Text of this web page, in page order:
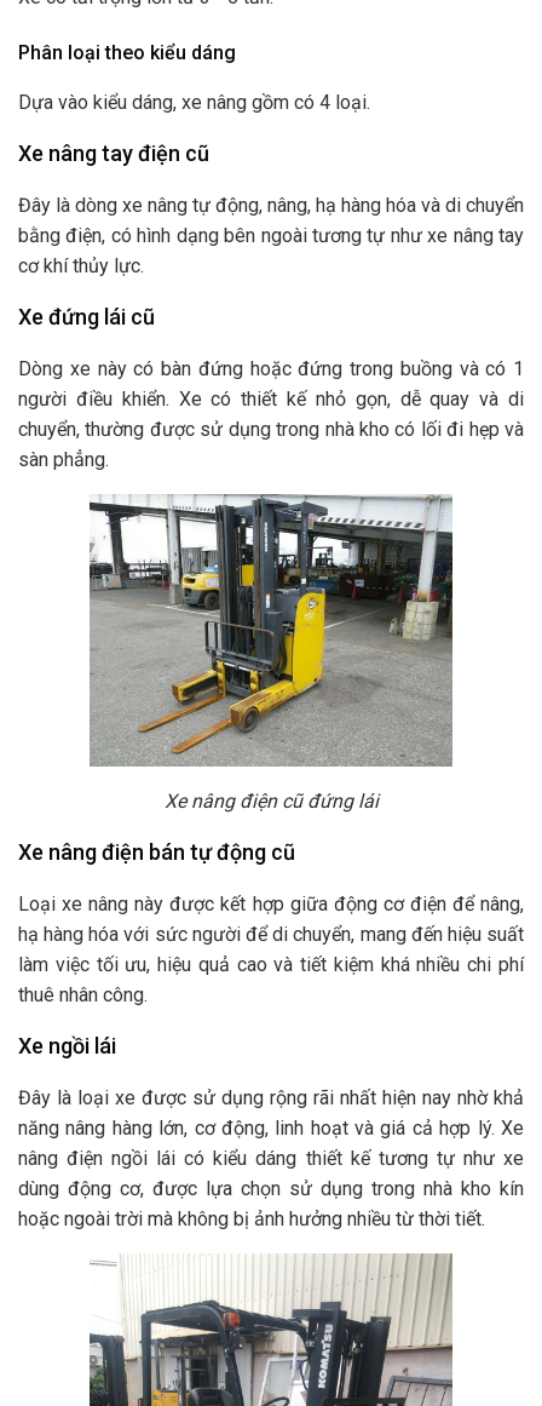
Phân loại theo kiểu dáng
Dựa vào kiểu dáng, xe nâng gồm có 4 loại.
Xe nâng tay điện cũ
Đây là dòng xe nâng tự động, nâng, hạ hàng hóa và di chuyển
bằng điện, có hình dạng bên ngoài tương tự như xe nâng tay
cơ khí thủy lực.
Xe đứng lái cũ
Dòng xe này có bàn đứng hoặc đứng trong buồng và có 1
người điều khiển. Xe có thiết kế nhỏ gọn, dễ quay và di
chuyển, thường được sử dụng trong nhà kho có lối đi hẹp và
sàn phẳng.
Xe nâng điện cũ đứng lái
Xe nâng điện bán tự động cũ
Loại xe nâng này được kết hợp giữa động cơ điện để nâng,
hạ hàng hóa với sức người để di chuyển, mang đến hiệu suất
làm việc tối ưu, hiệu quả cao và tiết kiệm khá nhiều chi phí
thuê nhân công.
Xe ngồi lái
Đây là loại xe được sử dụng rộng rãi nhất hiện nay nhờ khả
năng nâng hàng lớn, cơ động, linh hoạt và giá cả hợp lý. Xe
nâng điện ngồi lái có kiểu dáng thiết kế tương tự như xe
dùng động cơ, được lựa chọn sử dụng trong nhà kho kín
hoặc ngoài trời mà không bị ảnh hưởng nhiều từ thời tiết.